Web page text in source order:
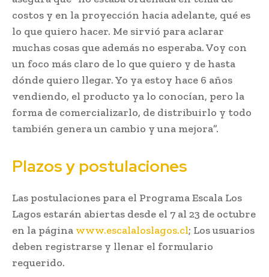
costos y en la proyección hacia adelante, qué es
lo que quiero hacer. Me sirvió para aclarar
muchas cosas que además no esperaba. Voy con
un foco más claro de lo que quiero y de hasta
dónde quiero llegar. Yo ya estoy hace 6 años
vendiendo, el producto ya lo conocían, pero la
forma de comercializarlo, de distribuirlo y todo
también genera un cambio y una mejora”.
Plazos y postulaciones
Las postulaciones para el Programa Escala Los
Lagos estarán abiertas desde el 7 al 23 de octubre
en la página www.escalaloslagos.cl; Los usuarios
deben registrarse y llenar el formulario
requerido.